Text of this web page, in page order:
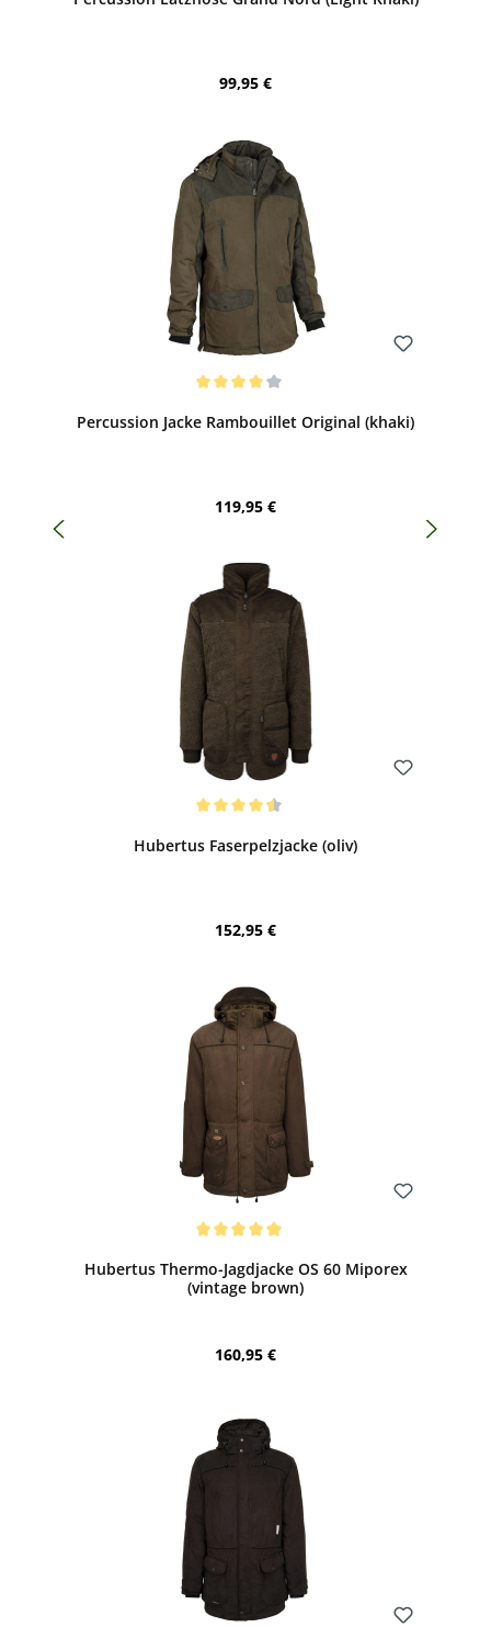
Regulärer Preis:
99,95 €
Percussion Jacke Rambouillet Original (khaki)
Regulärer Preis:
119,95 €
Hubertus Faserpelzjacke (oliv)
Regulärer Preis:
152,95 €
Hubertus Thermo-Jagdjacke OS 60 Miporex
(vintage brown)
Regulärer Preis:
160,95 €